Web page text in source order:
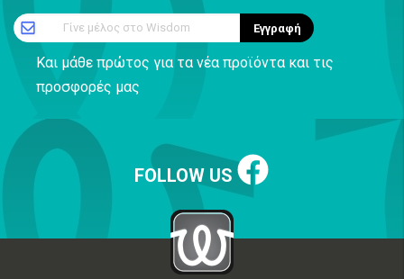
Γίνε μέλος στο Wisdom Εγγραφή
Και μάθε πρώτος για τα νέα προϊόντα και τις
προσφορές μας
FOLLOW US